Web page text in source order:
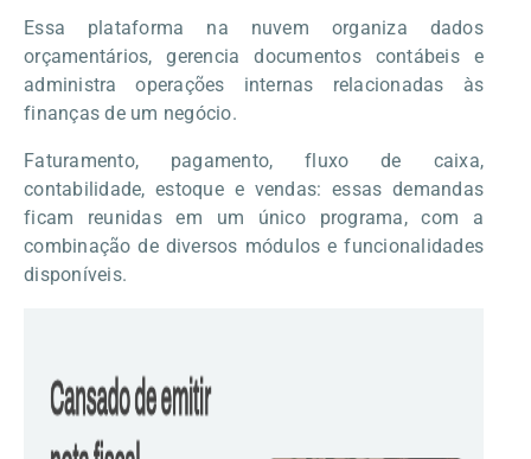
Essa plataforma na nuvem organiza dados
orçamentários, gerencia documentos contábeis e
administra operações internas relacionadas às
finanças de um negócio.
Faturamento, pagamento,fluxo de caixa,
contabilidade, estoque e vendas: essas demandas
ficam reunidas em um único programa, com a
combinação de diversos módulos e funcionalidades
disponíveis.